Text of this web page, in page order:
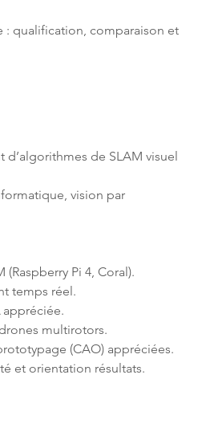
: qualification, comparaison et
de SLAM visuel
vision par
Pi 4, Coral).
temps réel.
appréciée.
multirotors.
(CAO) appréciées.
et orientation résultats.